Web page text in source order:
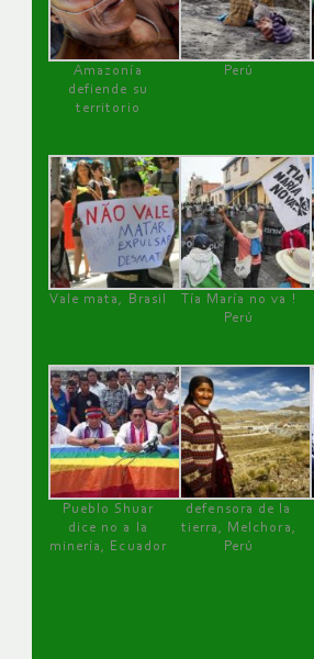
Amazonía
defiende su
territorio
Perú
Vale mata, Brasil
Tía María no va !
Perú
Pueblo Shuar
dice no a la
minería, Ecuador
defensora de la
tierra, Melchora,
Perú